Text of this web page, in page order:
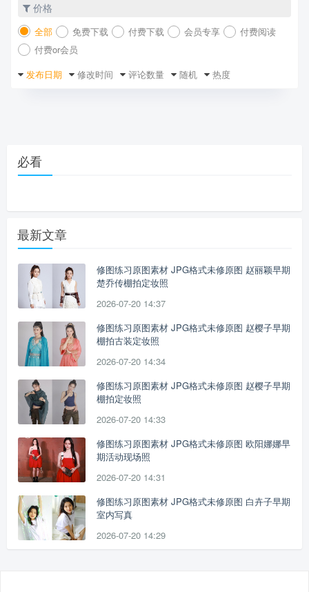
价格
全部 免费下载 付费下载 会员专享
付费阅读
付费or会员
发布日期
修改时间 评论数量 随机 热度
必看
最新文章
修图练习原图素材 JPG格式未修原图 赵丽颖早期
楚乔传棚拍定妆照
2026-07-20 14:37
修图练习原图素材 JPG格式未修原图 赵樱子早期
棚拍古装定妆照
2026-07-20 14:34
修图练习原图素材 JPG格式未修原图 赵樱子早期
棚拍定妆照
2026-07-20 14:33
修图练习原图素材 JPG格式未修原图 欧阳娜娜早
期活动现场照
2026-07-20 14:31
修图练习原图素材 JPG格式未修原图 白卉子早期
室内写真
2026-07-20 14:29